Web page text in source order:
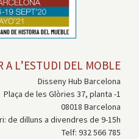
A L’ESTUDI DEL MOBLE
Disseny Hub Barcelona
Plaça de les Glòries 37, planta -1
08018 Barcelona
de dilluns a divendres de 9-15h
Telf: 932 566 785